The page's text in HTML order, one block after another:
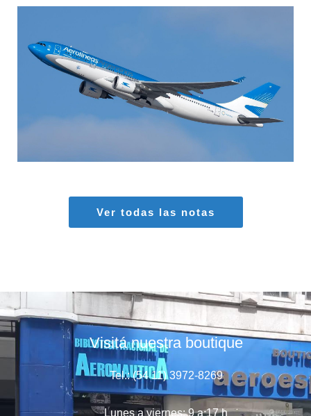
MARIA SONZINI
Ver todas las notas
Visitá nuestra boutique
Tel.: (54 11) 3972-8269
Lunes a viernes: 9 a 17 h